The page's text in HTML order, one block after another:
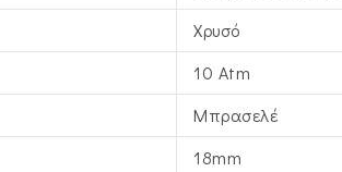
Χρυσό
10 Atm
Μπρασελέ
18mm